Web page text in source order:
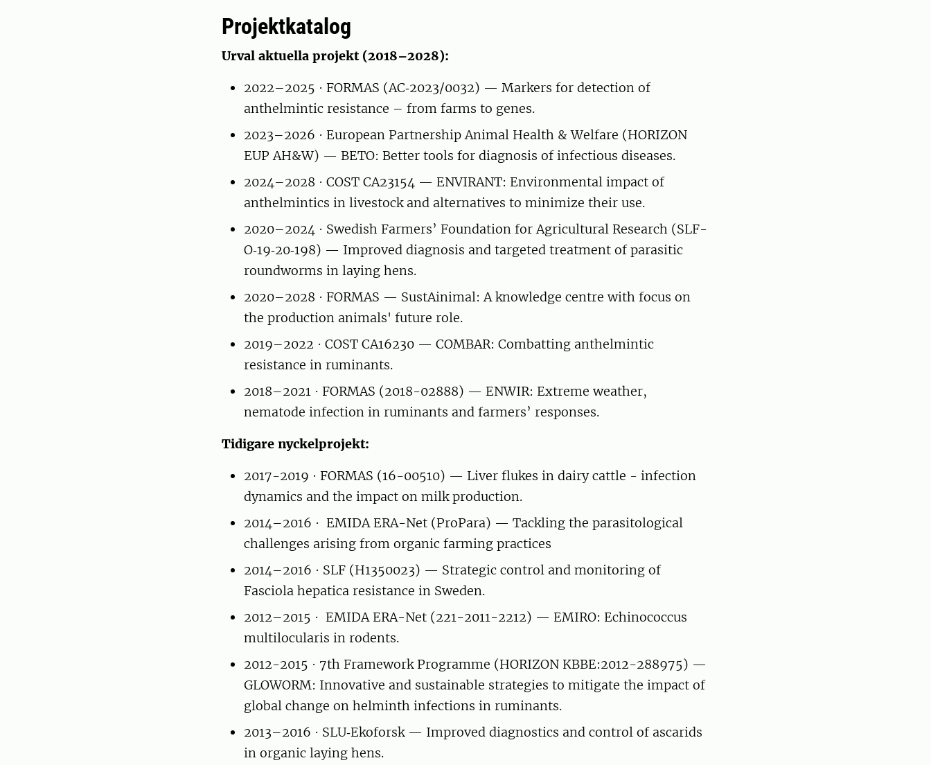
Projektkatalog
Urval aktuella projekt (2018–2028):
2022–2025 · FORMAS (AC‑2023/0032) — Markers for detection of
anthelmintic resistance – from farms to genes.
2023–2026 · European Partnership Animal Health & Welfare (HORIZON
EUP AH&W) — BETO: Better tools for diagnosis of infectious diseases.
2024–2028 · COST CA23154 — ENVIRANT: Environmental impact of
anthelmintics in livestock and alternatives to minimize their use.
2020–2024 · Swedish Farmers’ Foundation for Agricultural Research (SLF-
O‑19‑20‑198) — Improved diagnosis and targeted treatment of parasitic
roundworms in laying hens.
2020–2028 · FORMAS — SustAinimal: A knowledge centre with focus on
the production animals' future role.
2019–2022 · COST CA16230 — COMBAR: Combatting anthelmintic
resistance in ruminants.
2018–2021 · FORMAS (2018-02888) — ENWIR: Extreme weather,
nematode infection in ruminants and farmers’ responses.
Tidigare nyckelprojekt:
2017-2019 · FORMAS (16-00510) — Liver flukes in dairy cattle - infection
dynamics and the impact on milk production.
2014–2016 · EMIDA ERA-Net (ProPara) — Tackling the parasitological
challenges arising from organic farming practices
2014–2016 · SLF (H1350023) — Strategic control and monitoring of
Fasciola hepatica resistance in Sweden.
2012–2015 · EMIDA ERA-Net (221-2011-2212) — EMIRO: Echinococcus
multilocularis in rodents.
2012-2015 · 7th Framework Programme (HORIZON KBBE:2012-288975) —
GLOWORM: Innovative and sustainable strategies to mitigate the impact of
global change on helminth infections in ruminants.
2013–2016 · SLU‑Ekoforsk — Improved diagnostics and control of ascarids
in organic laying hens.